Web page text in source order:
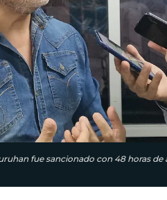
fue sancionado con 48 horas